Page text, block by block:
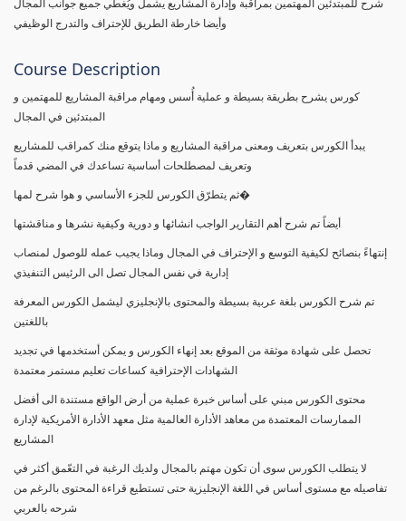
وأيضا خارطة الطريق للإحتراف والتدرج الوظيفي
Course Description
كورس يشرح بطريقة بسيطة و عملية أُسس ومهام مراقبة المشاريع للمهتمين و
المبتدئين في المجال
يبدأ الكورس بتعريف ومعنى مراقبة المشاريع و ماذا يتوقع منك كمراقب للمشاريع
وتعريف لمصطلحات أساسية تساعدك في المضي قدماً
ثم يتطرّق الكورس للجزء الأساسي و هوا شرح لمها�
أيضاً تم شرح أهم التقارير الواجب انشائها و دورية وكيفية نشرها و مناقشتها
إنتهاءً بنصائح لكيفية التوسع و الإحتراف في المجال وماذا يجيب عمله للوصول لمنصاب
إدارية في نفس المجال تصل الى الرئيس التنفيذي
تم شرح الكورس بلغة عربية بسيطة والمحتوى بالإنجليزي ليشمل الكورس المعرفة
باللغتين
تحصل على شهادة موثقة من الموقع بعد إنهاء الكورس و يمكن أستخدمها في تجديد
الشهادات الإحترافية كساعات تعليم مستمر معتمدة
محتوى الكورس مبني على أساس خبرة عملية من أرض الواقع مستندة الى أفضل
الممارسات المعتمدة من معاهد الأدارة العالمية مثل معهد الأدارة الأمريكية لإدارة
المشاريع
لا يتطلب الكورس سوى أن تكون مهتم بالمجال ولديك الرغبة في التعّمق أكثر في
تفاصيله مع مستوى أساس في اللغة الإنجليزية حتى تستطيع قراءة المحتوى بالرغم من
شرحه بالعربي